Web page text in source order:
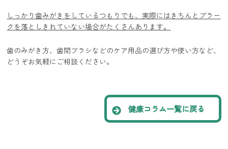
しっかり歯みがきをしているつもりでも、実際にはきちんとプラー
クを落としきれていない場合がたくさんあります。
歯のみがき方、歯間ブラシなどのケア用品の選び方や使い方など、
どうぞお気軽にご相談ください。
健康コラム一覧に戻る